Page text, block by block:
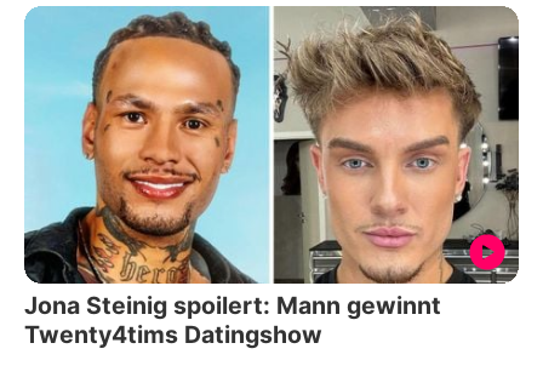
Jona Steinig spoilert: Mann gewinnt
Twenty4tims Datingshow